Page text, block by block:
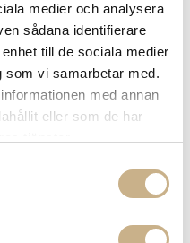
medier och analysera
sådana identifierare
till de sociala medier
som vi samarbetar med.
med annan
eller som de har
över 1000:-